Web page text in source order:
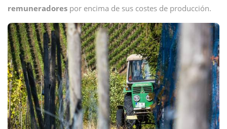
remuneradores por encima de sus costes de producción.